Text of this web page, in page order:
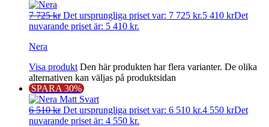
7 725kr Det ursprungliga priset var: 7 725 kr.5 410 krDet
nuvarande priset är: 5 410 kr.
Nera
Visa produkt Den här produkten har flera varianter. De olika
alternativen kan väljas på produktsidan
SPARA 30%
6 510kr Det ursprungliga priset var: 6 510 kr.4 550 krDet
nuvarande priset är: 4 550 kr.